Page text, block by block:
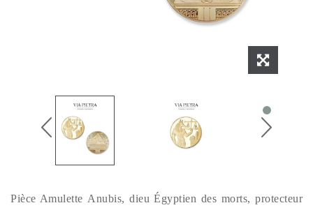
Pièce Amulette Anubis, dieu Égyptien des morts, protecteur